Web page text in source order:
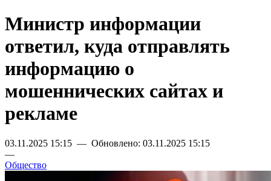
Министр информации
ответил, куда отправлять
информацию о
мошеннических сайтах и
рекламе
03.11.2025 15:15 — Обновлено: 03.11.2025 15:15
—
Общество